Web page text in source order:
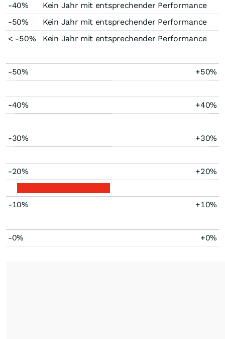
-40%
Kein Jahr mit entsprechender Performance
-50%
Kein Jahr mit entsprechender Performance
< -50%
Kein Jahr mit entsprechender Performance
-50% +50%
-40% +40%
-30% +30%
-20% +20%
-10% +10%
-0% +0%